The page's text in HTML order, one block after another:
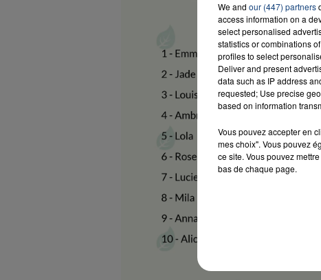
We and our (447) partners
access information on a
select personalised
statistics or combinations
profiles to select
Deliver and present
data such as IP address
requested; Use precise
based on information
Vous pouvez accepter en
mes choix". Vous pouvez
ce site. Vous pouvez
bas de chaque page.